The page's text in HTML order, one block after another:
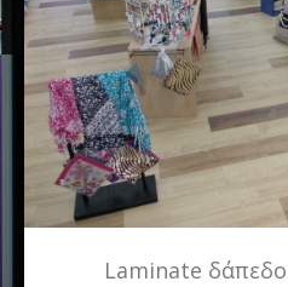
Laminate